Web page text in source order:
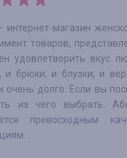
интернет-магазин
товаров,
удовлетворить вкус
и брюки, и блузки, и
очень долго. Если вы
из чего выбрать.
превосходным